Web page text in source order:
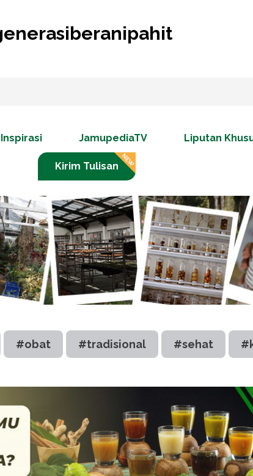
Inspirasi JamupediaTV Liputan
Kirim Tulisan
#obat #tradisional #sehat